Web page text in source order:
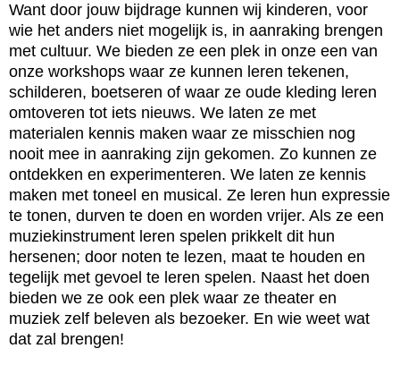
Want door jouw bijdrage kunnen wij kinderen, voor
wie het anders niet mogelijk is, in aanraking brengen
met cultuur. We bieden ze een plek in onze een van
onze workshops waar ze kunnen leren tekenen,
schilderen, boetseren of waar ze oude kleding leren
omtoveren tot iets nieuws. We laten ze met
materialen kennis maken waar ze misschien nog
nooit mee in aanraking zijn gekomen. Zo kunnen ze
ontdekken en experimenteren. We laten ze kennis
maken met toneel en musical. Ze leren hun expressie
te tonen, durven te doen en worden vrijer. Als ze een
muziekinstrument leren spelen prikkelt dit hun
hersenen; door noten te lezen, maat te houden en
tegelijk met gevoel te leren spelen. Naast het doen
bieden we ze ook een plek waar ze theater en
muziek zelf beleven als bezoeker. En wie weet wat
dat zal brengen!